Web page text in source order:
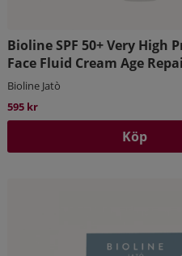
Bioline SPF 50+ Very High
Face Fluid Cream Age
Bioline Jatò
595 kr
Köp